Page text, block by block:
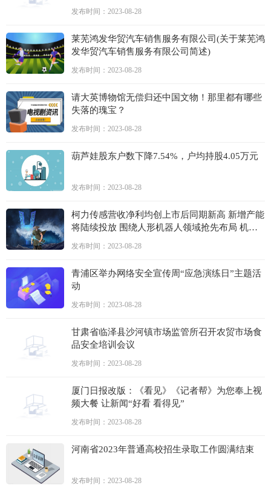
发布时间：2023-08-28
莱芜鸿发华贸汽车销售服务有限公司(关于莱芜鸿
发华贸汽车销售服务有限公司简述)
发布时间：2023-08-28
请大英博物馆无偿归还中国文物！那里都有哪些
失落的瑰宝？
发布时间：2023-08-28
葫芦娃股东户数下降7.54%，户均持股4.05万元
发布时间：2023-08-28
柯力传感营收净利均创上市后同期新高 新增产能
将陆续投放 围绕人形机器人领域抢先布局 机构
发布时间：2023-08-28
青浦区举办网络安全宣传周“应急演练日”主题活
动
发布时间：2023-08-28
甘肃省临泽县沙河镇市场监管所召开农贸市场食
品安全培训会议
发布时间：2023-08-28
厦门日报改版：《看见》《记者帮》为您奉上视
频大餐 让新闻“好看 看得见”
发布时间：2023-08-28
河南省2023年普通高校招生录取工作圆满结束
发布时间：2023-08-28